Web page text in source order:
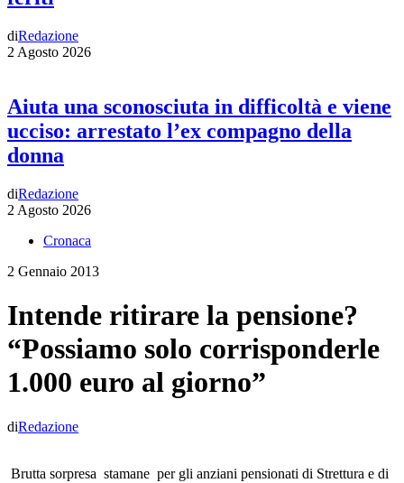
diRedazione
2 Agosto 2026
Aiuta una sconosciuta in difficoltà e viene
ucciso: arrestato l’ex compagno della
donna
diRedazione
2 Agosto 2026
Cronaca
2 Gennaio 2013
Intende ritirare la pensione?
“Possiamo solo corrisponderle
1.000 euro al giorno”
diRedazione
Brutta sorpresa stamane per gli anziani pensionati di Strettura e di